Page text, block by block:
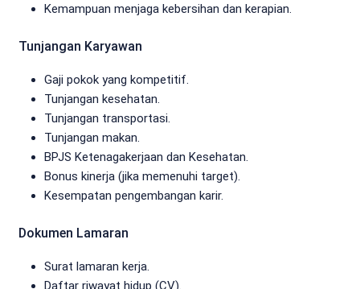
Kemampuan menjaga kebersihan dan kerapian.
Tunjangan Karyawan
Gaji pokok yang kompetitif.
Tunjangan kesehatan.
Tunjangan transportasi.
Tunjangan makan.
BPJS Ketenagakerjaan dan Kesehatan.
Bonus kinerja (jika memenuhi target).
Kesempatan pengembangan karir.
Dokumen Lamaran
Surat lamaran kerja.
Daftar riwayat hidup (CV).